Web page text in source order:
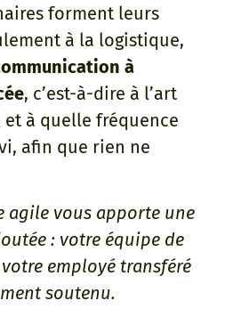
forment leurs
à la logistique,
à
, c’est-à-dire à l’art
à quelle fréquence
afin que rien ne
agile vous apporte une
: votre équipe de
employé transféré
soutenu.